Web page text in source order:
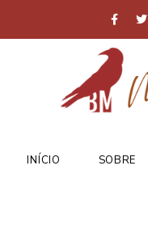
INÍCIO SOBRE